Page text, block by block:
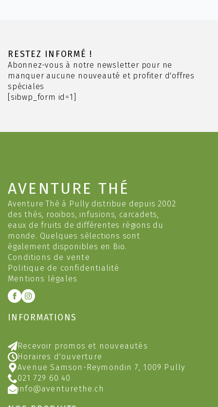
choisies
sur
la
du
RESTEZ INFORMÉ !
Abonnez-vous à notre newsletter pour ne
manquer aucune nouveauté et profiter d'offres
spéciales
[sibwp_form id=1]
AVENTURE THÉ
Aventure Thé à Pully distribue depuis 2002
des thés, rooibos, infusions, carcadets,
eaux de fruits de différentes régions du
monde. Quelques sélections sont
également disponibles en Bio.
Conditions de vente
Politique de confidentialité
Mentions légales
INFORMATIONS
Recevoir promos et nouveautés
Horaires d'ouverture
Avenue Samson-Reymondin 7, 1009 Pully
021 729 60 40
info@aventurethe.ch